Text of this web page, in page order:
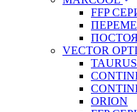
FFP
VECTOR
ORION